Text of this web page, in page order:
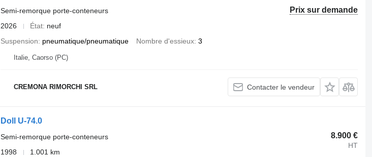
Prix sur demande
Semi-remorque porte-conteneurs
2026
État neuf
Suspension
pneumatique/pneumatique Nombre d'essieux 3
Italie, Caorso (PC)
CREMONA RIMORCHI SRL Contacter le vendeur
Doll U-74.0
8.900 €
HT
Semi-remorque porte-conteneurs
1998
1.001 km